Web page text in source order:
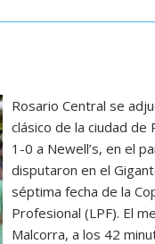
Rosario Central se
clásico de la ciudad de
1-0 a Newell’s, en el
disputaron en el
séptima fecha de la
Profesional (LPF). El
Malcorra, a los 42